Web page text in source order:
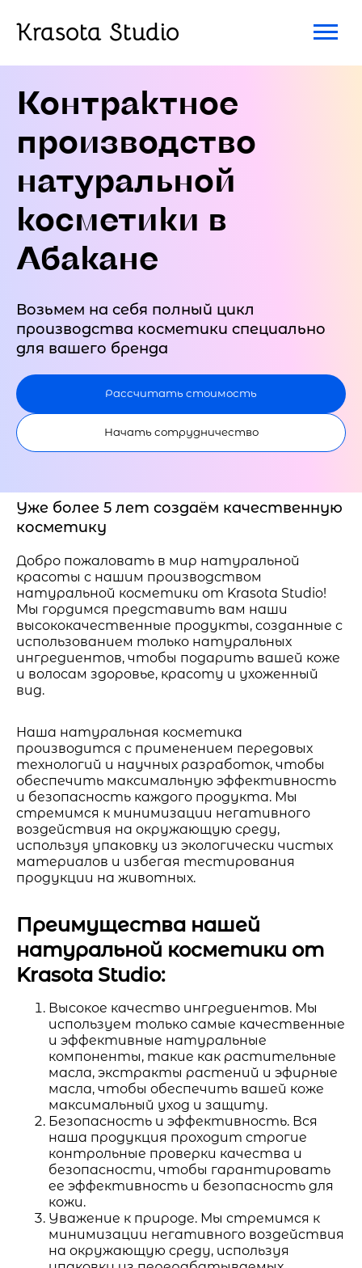
Krasota Studio
Контрактное
производство
натуральной
косметики в
Абакане
Возьмем на себя полный цикл
производства косметики специально
для вашего бренда
Рассчитать стоимость
Начать сотрудничество
Уже более 5 лет создаём качественную
косметику
Добро пожаловать в мир натуральной
красоты с нашим производством
натуральной косметики от Krasota Studio!
Мы гордимся представить вам наши
высококачественные продукты, созданные с
использованием только натуральных
ингредиентов, чтобы подарить вашей коже
и волосам здоровье, красоту и ухоженный
вид.
Наша натуральная косметика
производится с применением передовых
технологий и научных разработок, чтобы
обеспечить максимальную эффективность
и безопасность каждого продукта. Мы
стремимся к минимизации негативного
воздействия на окружающую среду,
используя упаковку из экологически чистых
материалов и избегая тестирования
продукции на животных.
Преимущества нашей
натуральной косметики от
Krasota Studio:
Высокое качество ингредиентов. Мы
используем только самые качественные
и эффективные натуральные
компоненты, такие как растительные
масла, экстракты растений и эфирные
масла, чтобы обеспечить вашей коже
максимальный уход и защиту.
Безопасность и эффективность. Вся
наша продукция проходит строгие
контрольные проверки качества и
безопасности, чтобы гарантировать
ее эффективность и безопасность для
кожи.
Уважение к природе. Мы стремимся к
минимизации негативного воздействия
на окружающую среду, используя